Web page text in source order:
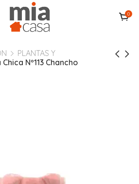
0
PLANTAS Y
Nº113 Chancho